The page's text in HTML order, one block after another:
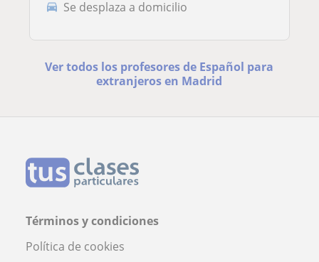
Se desplaza a domicilio
Ver todos los profesores de Español para
extranjeros en Madrid
Términos y condiciones
Política de cookies